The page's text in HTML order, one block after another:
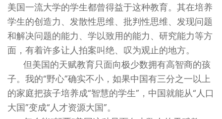
美国一流大学的学生都曾得益于这种教育。其在培养
学生的创造力、发散性思维、批判性思维、发现问题
和解决问题的能力、学以致用的能力、研究能力等方
面，有着许多让人拍案叫绝、叹为观止的地方。
但美国的天赋教育只面向极少数拥有高智商的孩
子。我的“野心”确实不小，如果中国有三分之一以上
的家庭把孩子培养成“智慧的学生”，中国就能从“人口
大国”变成“人才资源大国”。